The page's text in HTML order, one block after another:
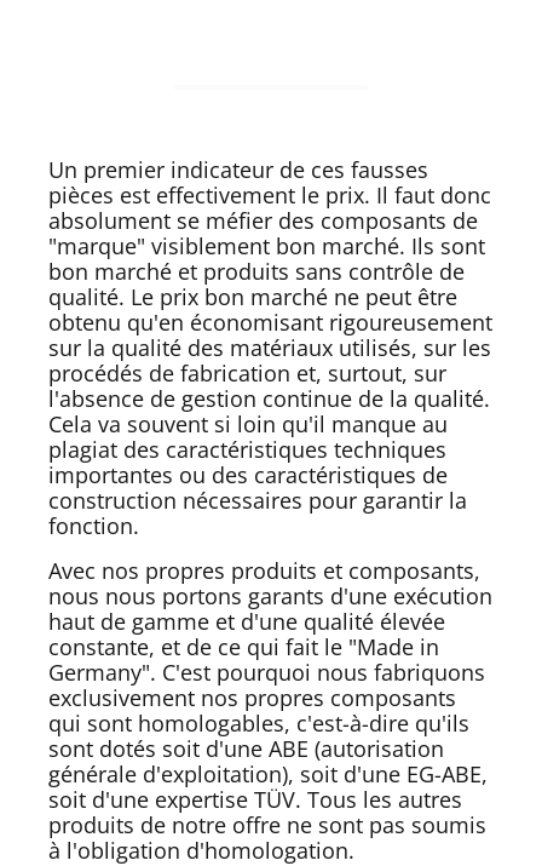
Un premier indicateur de ces fausses
pièces est effectivement le prix. Il faut donc
absolument se méfier des composants de
"marque" visiblement bon marché. Ils sont
bon marché et produits sans contrôle de
qualité. Le prix bon marché ne peut être
obtenu qu'en économisant rigoureusement
sur la qualité des matériaux utilisés, sur les
procédés de fabrication et, surtout, sur
l'absence de gestion continue de la qualité.
Cela va souvent si loin qu'il manque au
plagiat des caractéristiques techniques
importantes ou des caractéristiques de
construction nécessaires pour garantir la
fonction.
Avec nos propres produits et composants,
nous nous portons garants d'une exécution
haut de gamme et d'une qualité élevée
constante, et de ce qui fait le "Made in
Germany". C'est pourquoi nous fabriquons
exclusivement nos propres composants
qui sont homologables, c'est-à-dire qu'ils
sont dotés soit d'une ABE (autorisation
générale d'exploitation), soit d'une EG-ABE,
soit d'une expertise TÜV. Tous les autres
produits de notre offre ne sont pas soumis
à l'obligation d'homologation.